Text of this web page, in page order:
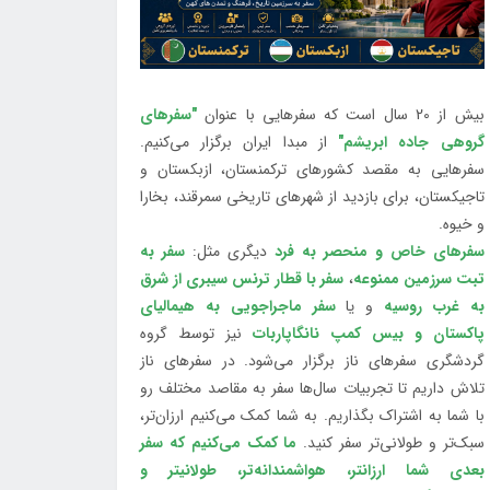
بیش از 20 سال است که سفرهایی با عنوان
"سفرهای
گروهی جاده ابریشم" از مبدا ایران برگزار می‌کنیم.
سفرهایی به مقصد کشورهای ترکمنستان، ازبکستان و
تاجیکستان، برای بازدید از شهرهای تاریخی سمرقند، بخارا
و خیوه.
سفرهای خاص و منحصر به فرددیگری مثل:سفر به
تبت سرزمین ممنوعه، سفر با قطار ترنس سیبری از شرق
به غرب روسیه و یاسفر ماجراجویی به هیمالیای
پاکستان و بیس کمپ نانگاپاربات نیز توسط گروه
گردشگری سفرهای ناز برگزار می‌شود. در سفرهای ناز
تلاش داریم تا تجربیات سال‌ها سفر به مقاصد مختلف رو
با شما به اشتراک بگذاریم. به شما کمک می‌کنیم ارزان‌تر،
سبک‌تر و طولانی‌تر سفر کنید. ما کمک می‌کنیم که سفر
بعدی شما ارزانتر، هواشمندانه‌تر، طولانی‎تر و